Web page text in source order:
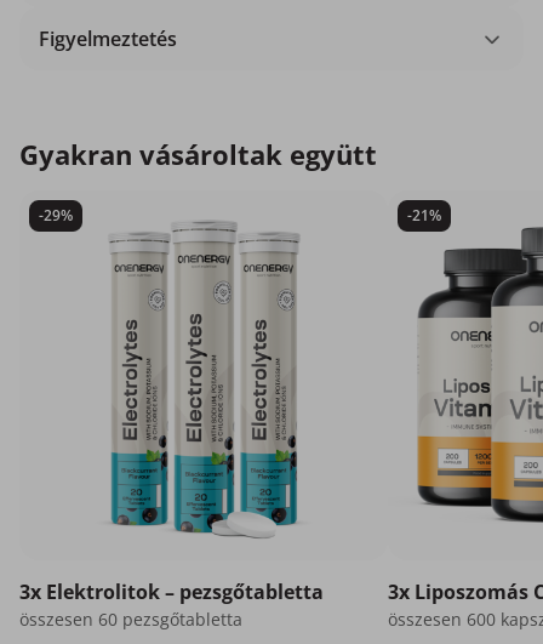
Figyelmeztetés
Gyakran vásároltak együtt
-29%
3x Elektrolitok – pezsgőtabletta
összesen 60 pezsgőtabletta
-21%
3x Liposzomás
összesen 600